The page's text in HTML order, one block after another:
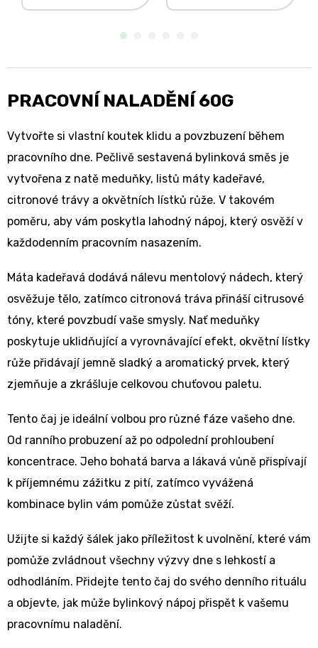
ovoce směs
s ovocnými...
do nápoje pro
PRACOVNÍ NALADĚNÍ 60G
Vytvořte si vlastní koutek klidu a povzbuzení během
pracovního dne. Pečlivě sestavená bylinková směs je
vytvořena z natě meduňky, listů máty kadeřavé,
citronové trávy a okvětních lístků růže. V takovém
poměru, aby vám poskytla lahodný nápoj, který osvěží v
každodenním pracovním nasazením.
Máta kadeřavá dodává nálevu mentolový nádech, který
osvěžuje tělo, zatímco citronová tráva přináší citrusové
tóny, které povzbudí vaše smysly. Nať meduňky
poskytuje uklidňující a vyrovnávající efekt, okvětní lístky
růže přidávají jemně sladký a aromatický prvek, který
zjemňuje a zkrášluje celkovou chuťovou paletu.
Tento čaj je ideální volbou pro různé fáze vašeho dne.
Od ranního probuzení až po odpolední prohloubení
koncentrace. Jeho bohatá barva a lákavá vůně přispívají
k příjemnému zážitku z pití, zatímco vyvážená
kombinace bylin vám pomůže zůstat svěží.
Užijte si každý šálek jako příležitost k uvolnění, které vám
pomůže zvládnout všechny výzvy dne s lehkostí a
odhodláním. Přidejte tento čaj do svého denního rituálu
a objevte, jak může bylinkový nápoj přispět k vašemu
pracovnímu naladění.